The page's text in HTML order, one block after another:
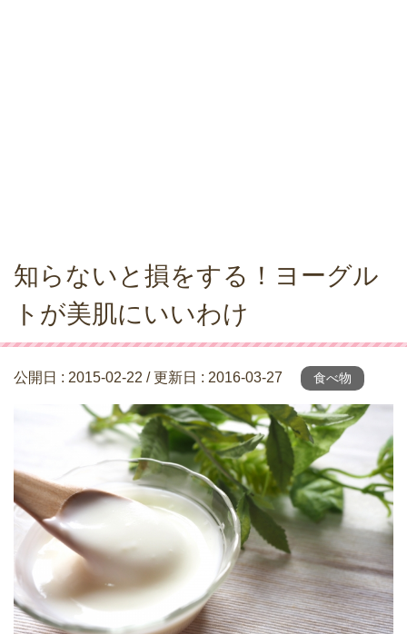
知らないと損をする！ヨーグル
トが美肌にいいわけ
公開日 : 2015-02-22 / 更新日 : 2016-03-27 食べ物